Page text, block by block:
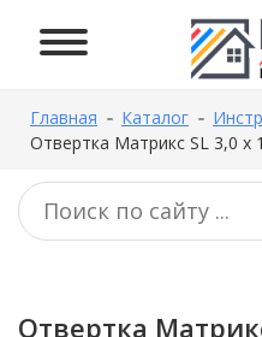
Главная Каталог
Отвертка Матрикс SL 3,0 x
Отвертка